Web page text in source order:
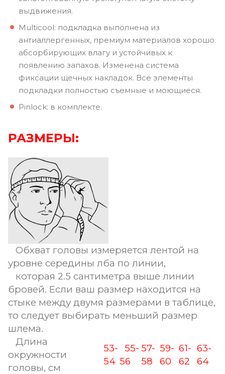
выдвижения.
Multicool: подкладка выполнена из
антиаллергенных, премиум материалов хорошо
абсорбирующих влагу и устойчивых к
появлению запахов. Изменена система
фиксации щечных накладок. Все элементы
подкладки полностью съемные и моющиеся.
Pinlock: в комплекте.
РАЗМЕРЫ:
Обхват головы измеряется лентой на
уровне середины лба по линии,
которая 2.5 сантиметра выше линии
бровей. Если ваш размер находится на
стыке между двумя размерами в таблице,
то следует выбирать меньший размер
шлема.
Длина
окружности
головы, см
53-
54
55-
56
57-
58
59-
60
61-
62
63-
64